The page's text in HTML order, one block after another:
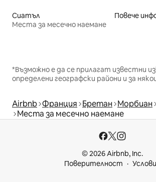
Сиатъл
Места за месечно наемане
Повече
*Възможно е да се прилагат известни
определени географски райони и за
Airbnb Франция Бретан Морбиан
Места за месечно наемане
© 2026 Airbnb, Inc.
Поверителност